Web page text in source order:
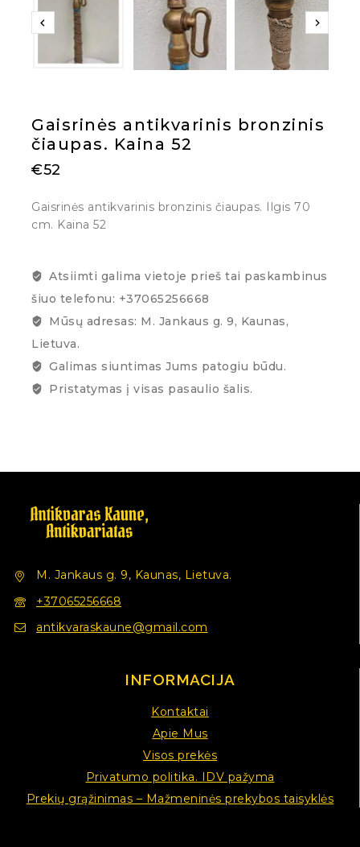
Gaisrinės antikvarinis bronzinis
čiaupas. Kaina 52
€52
Gaisrinės antikvarinis bronzinis čiaupas. Ilgis 70
cm. Kaina 52
Atsiimti galima vietoje prieš tai paskambinus
šiuo telefonu: +37065256668
Mūsų adresas: M. Jankaus g. 9, Kaunas,
Lietuva.
Galimas siuntimas Jums patogiu būdu.
Pristatymas į visas pasaulio šalis.
M. Jankaus g. 9, Kaunas, Lietuva.
+37065256668
antikvaraskaune@gmail.com
INFORMACIJA
Kontaktai
Apie Mus
Visos prekės
Privatumo politika. IDV pažyma
Prekių grąžinimas – Mažmeninės prekybos taisyklės